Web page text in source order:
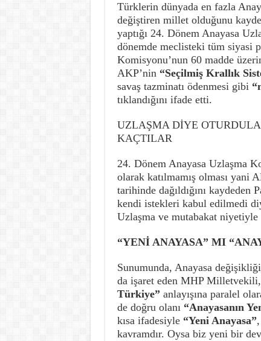
Türklerin dünyada en fazla
değiştiren millet olduğunu
yaptığı 24. Dönem Anayasa
dönemde meclisteki tüm siyasi
Komisyonu’nun 60 madde
AKP’nin “Seçilmiş Krallık
savaş tazminatı ödenmesi gibi
tıklandığını ifade etti.
UZLAŞMA DİYE
KAÇTILAR
24. Dönem Anayasa Uzlaşma
olarak katılmamış olması yani
tarihinde dağıldığını
kendi istekleri kabul edilmedi
Uzlaşma ve mutabakat
“YENİ ANAYASA” MI
Sunumunda, Anayasa
da işaret eden MHP
Türkiye”anlayışına paralel
de doğru olanı “Anayasanın
kısa ifadesiyle “Yeni Anayasa”
kavramdır. Oysa biz yeni bir